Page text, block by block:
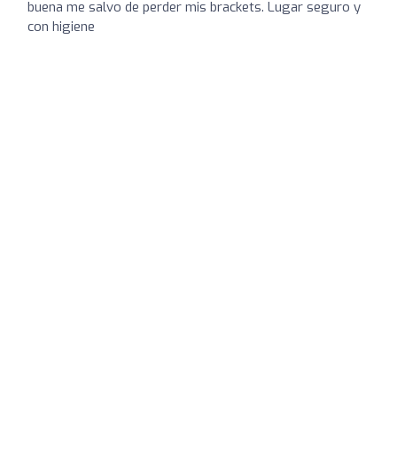
buena me salvo de perder mis brackets. Lugar seguro y
con higiene